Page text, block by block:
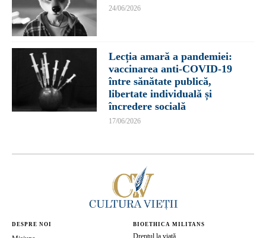
24/06/2026
Lecția amară a pandemiei:
vaccinarea anti-COVID-19
între sănătate publică,
libertate individuală și
încredere socială
17/06/2026
DESPRE NOI BIOETHICA MILITANS
Dreptul la viață